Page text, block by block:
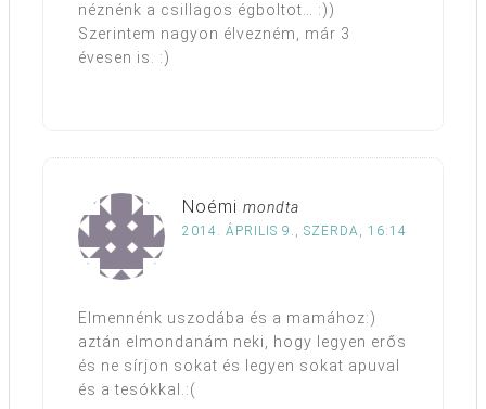
néznénk a csillagos égboltot… :))
Szerintem nagyon élvezném, már 3
évesen is. :)
Noémi mondta
2014. ÁPRILIS 9., SZERDA, 16:14
Elmennénk uszodába és a mamához:)
aztán elmondanám neki, hogy legyen erős
és ne sírjon sokat és legyen sokat apuval
és a tesókkal.:(